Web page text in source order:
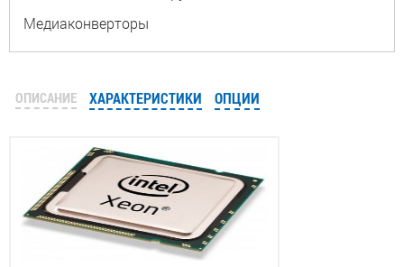
Медиаконверторы
ОПИСАНИЕ ХАРАКТЕРИСТИКИ ОПЦИИ